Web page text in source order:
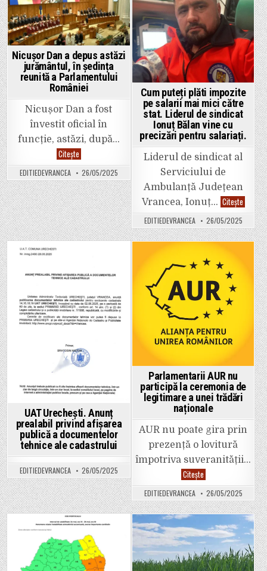
„AUR
a
primit
încrederea
a
peste
5,3
milioane
de
români.
Asta
ar
trebui
să
vă
oblige
la
imparțialitate”,
transmis
Dan
Tănasă.
și
de
Cătălin
Toma,
a
fost
finalizat
și
oficial
in
Nicușor Dan a depus astăzi
jurământul, în ședința
reunită a Parlamentului
României
Nicușor Dan a fost
învestit oficial în
funcție, astăzi, după…
CiteșteNicușor
Dan
a
depus
astăzi
jurământul,
în
ședința
reunită
a
Parlamentului
României
EDITIEDEVRANCEA 26/05/2025
in
Cum puteți plăti impozite
pe salarii mai mici către
stat. Liderul de sindicat
Ionuț Bălan vine cu
precizări pentru salariați.
Liderul de sindicat al
Serviciului de
Ambulanță Județean
Vrancea, Ionuț… CiteșteCum
puteți
plăti
pe
salarii
către
stat.
Liderul
sindicat
Ionuț
Bălan
pentru
EDITIEDEVRANCEA 26/05/2025
in
UAT Urechești. Anunț
prealabil privind afișarea
publică a documentelor
tehnice ale cadastrului
EDITIEDEVRANCEA 26/05/2025
Posted
in
Parlamentarii AUR nu
participă la ceremonia de
legitimare a unei trădări
naționale
AUR nu poate gira prin
prezență o lovitură
împotriva suveranității…
CiteșteParlamentarii
AUR
nu
participă
la
ceremonia
legitimare
a
unei
trădări
naționale
EDITIEDEVRANCEA 26/05/2025
Posted
in